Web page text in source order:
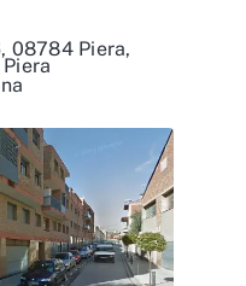
08784 Piera,